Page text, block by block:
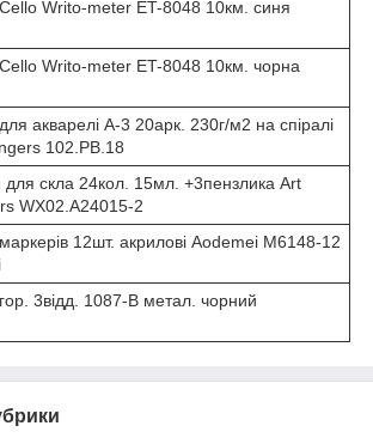
Writo-meter ET-8048 10км. синя
Writo-meter ET-8048 10км. чорна
акварелі А-3 20арк. 230г/м2 на спіралі
102.PB.18
скла 24кол. 15мл. +3пензлика Art
WX02.A24015-2
12шт. акрилові Aodemei M6148-12
3відд. 1087-B метал. чорний